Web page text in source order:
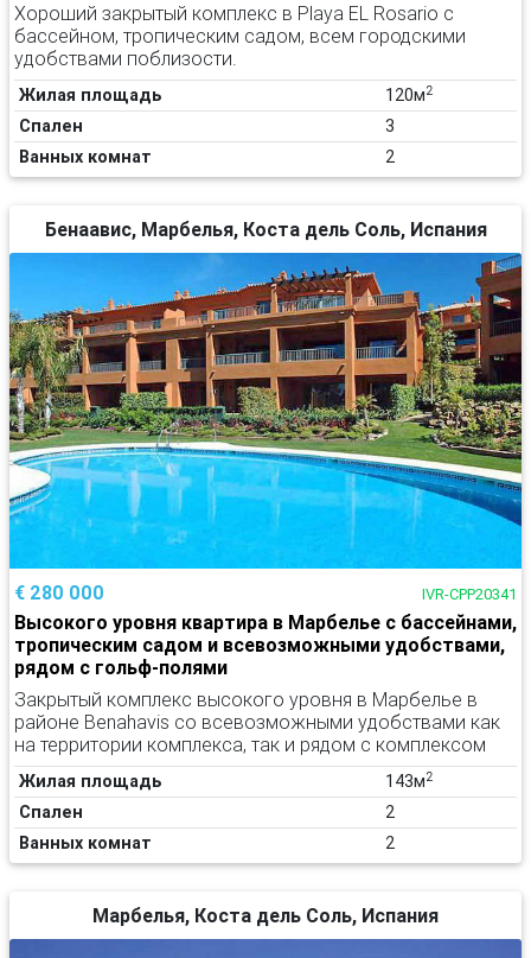
Хороший закрытый комплекс в Playa EL Rosario с
бассейном, тропическим садом, всем городскими
удобствами поблизости.
Жилая площадь 120м2
Спален
3
Ванных комнат
2
Бенаавис, Марбелья, Коста дель Соль, Испания
€ 280 000 IVR-CPP20341
Высокого уровня квартира в Марбелье с бассейнами,
тропическим садом и всевозможными удобствами,
рядом с гольф-полями
Закрытый комплекс высокого уровня в Марбелье в
районе Benahavis со всевозможными удобствами как
на территории комплекса, так и рядом с комплексом
Жилая площадь 143м2
Спален
2
Ванных комнат
2
Марбелья, Коста дель Соль, Испания